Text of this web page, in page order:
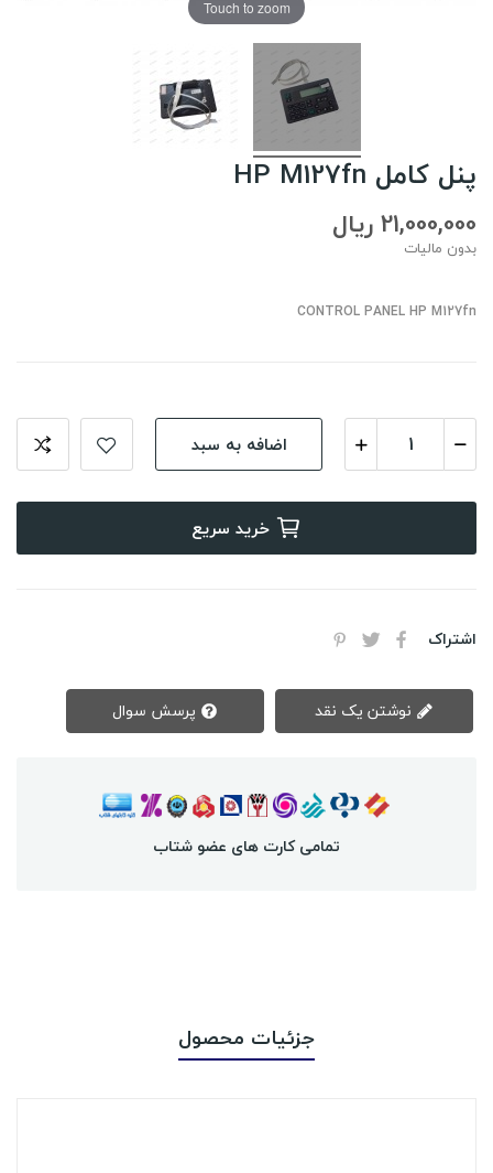
Touch to zoom
پنل کامل HP M127fn
21,000,000 ریال
بدون مالیات
CONTROL PANEL HP M127fn
اضافه به سبد
خرید سریع
اشتراک
تمامی کارت های عضو شتاب
جزئیات محصول